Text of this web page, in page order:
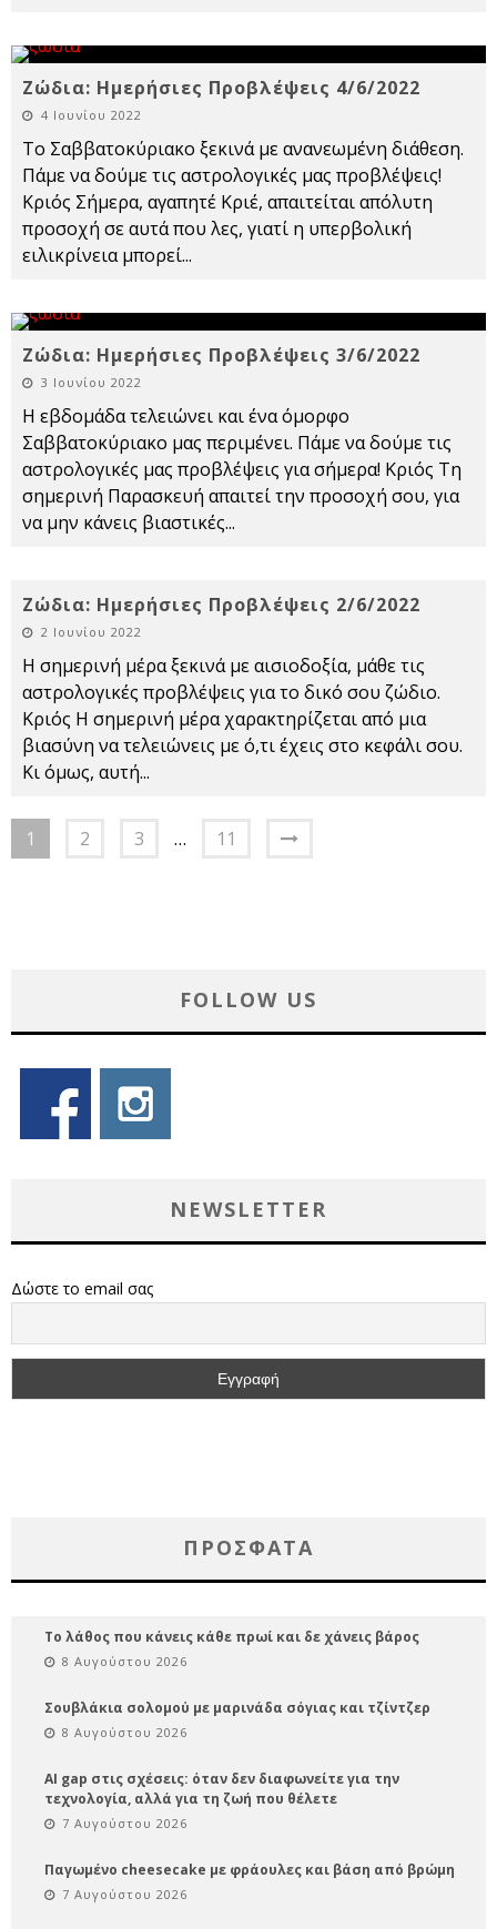
Ζώδια: Ημερήσιες Προβλέψεις 4/6/2022
4 Ιουνίου 2022
Το Σαββατοκύριακο ξεκινά με ανανεωμένη διάθεση.
Πάμε να δούμε τις αστρολογικές μας προβλέψεις!
Κριός Σήμερα, αγαπητέ Κριέ, απαιτείται απόλυτη
προσοχή σε αυτά που λες, γιατί η υπερβολική
ειλικρίνεια μπορεί...
Ζώδια: Ημερήσιες Προβλέψεις 3/6/2022
3 Ιουνίου 2022
Η εβδομάδα τελειώνει και ένα όμορφο
Σαββατοκύριακο μας περιμένει. Πάμε να δούμε τις
αστρολογικές μας προβλέψεις για σήμερα! Κριός Τη
σημερινή Παρασκευή απαιτεί την προσοχή σου, για
να μην κάνεις βιαστικές...
Ζώδια: Ημερήσιες Προβλέψεις 2/6/2022
2 Ιουνίου 2022
Η σημερινή μέρα ξεκινά με αισιοδοξία, μάθε τις
αστρολογικές προβλέψεις για το δικό σου ζώδιο.
Κριός Η σημερινή μέρα χαρακτηρίζεται από μια
βιασύνη να τελειώνεις με ό,τι έχεις στο κεφάλι σου.
Κι όμως, αυτή...
1 2 3 … 11
FOLLOW US
NEWSLETTER
Δώστε το email σας
ΠΡΌΣΦΑΤΑ
Το λάθος που κάνεις κάθε πρωί και δε χάνεις βάρος
8 Αυγούστου 2026
Σουβλάκια σολομού με μαρινάδα σόγιας και τζίντζερ
8 Αυγούστου 2026
AI gap στις σχέσεις: όταν δεν διαφωνείτε για την
τεχνολογία, αλλά για τη ζωή που θέλετε
7 Αυγούστου 2026
Παγωμένο cheesecake με φράουλες και βάση από βρώμη
7 Αυγούστου 2026